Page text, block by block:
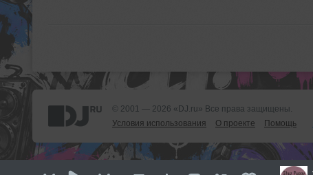
© 2001 — 2026 «DJ.ru» Все права защищены.
Условия использования
О проекте Помощь